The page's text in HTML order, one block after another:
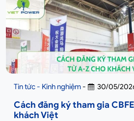
Tin tức - Kinh nghiệm - 30/05/
Cách đăng ký tham gia
khách Việt